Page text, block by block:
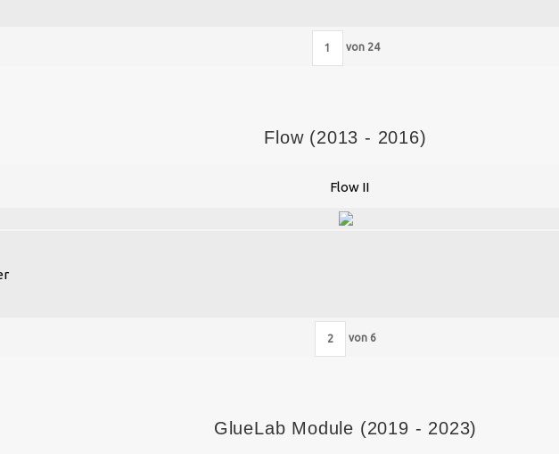
von 24
Flow (2013 - 2016)
Flow II
von 6
GlueLab Module (2019 - 2023)